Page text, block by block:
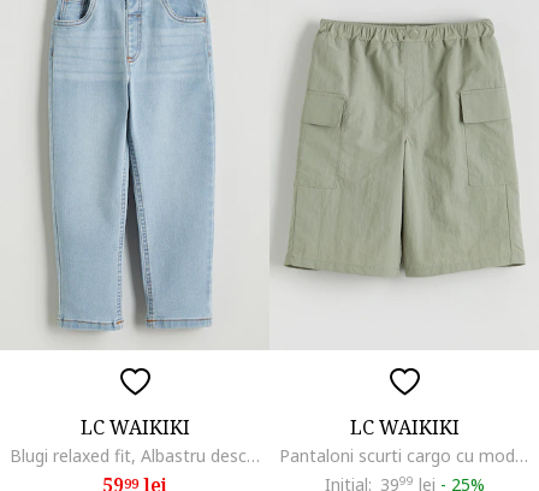
LC WAIKIKI
Blugi relaxed fit, Albastru deschis
5999lei
LC WAIKIKI
Pantaloni scurti cargo cu model uni, Verde pal
Initial: 3999 lei - 25%